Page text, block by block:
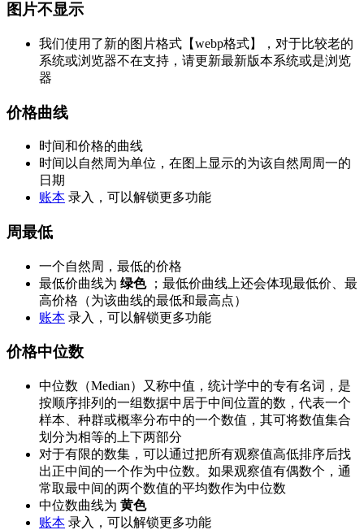
图片不显示
我们使用了新的图片格式【webp格式】，对于比较老的
系统或浏览器不在支持，请更新最新版本系统或是浏览
器
价格曲线
时间和价格的曲线
时间以自然周为单位，在图上显示的为该自然周周一的
日期
账本 录入，可以解锁更多功能
周最低
一个自然周，最低的价格
最低价曲线为 绿色 ；最低价曲线上还会体现最低价、最
高价格（为该曲线的最低和最高点）
账本 录入，可以解锁更多功能
价格中位数
中位数（Median）又称中值，统计学中的专有名词，是
按顺序排列的一组数据中居于中间位置的数，代表一个
样本、种群或概率分布中的一个数值，其可将数值集合
划分为相等的上下两部分
对于有限的数集，可以通过把所有观察值高低排序后找
出正中间的一个作为中位数。如果观察值有偶数个，通
常取最中间的两个数值的平均数作为中位数
中位数曲线为 黄色
账本 录入，可以解锁更多功能